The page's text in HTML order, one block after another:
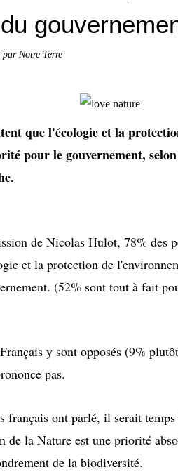
par Notre Terre
que l'écologie et la
pour le gouvernement,
de Nicolas Hulot, 78% des
et la protection de
(52% sont tout à fait
y sont opposés (9%
pas.
français ont parlé, il serait temps
de la Nature est une priorité
de la biodiversité.